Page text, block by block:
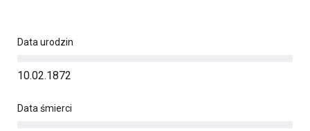
Data urodzin
10.02.1872
Data śmierci